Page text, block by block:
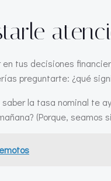
tus decisiones
preguntarte: ¿qué
la tasa nominal te
(Porque,